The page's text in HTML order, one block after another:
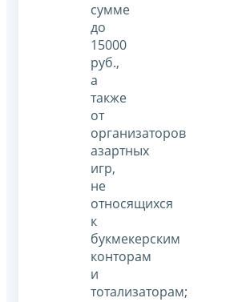
сумме
до
15000
руб.,
а
также
от
организаторов
азартных
игр,
не
относящихся
к
букмекерским
конторам
и
тотализаторам;